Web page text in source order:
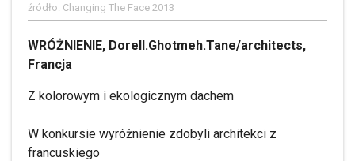
źródło: Changing The Face 2013
WRÓŻNIENIE, Dorell.Ghotmeh.Tane/architects,
Francja
Z kolorowym i ekologicznym dachem
W konkursie wyróżnienie zdobyli architekci z
francuskiego